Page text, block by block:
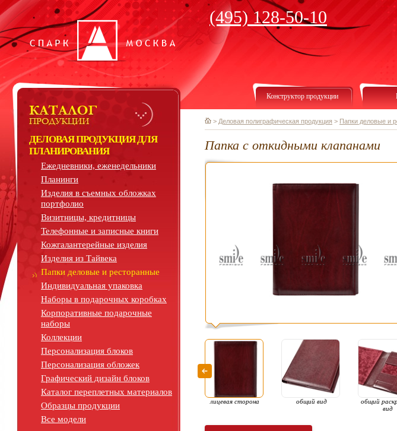
(495) 128-50-10
ДЕЛОВАЯ ПРОДУКЦИЯ ДЛЯ
ПЛАНИРОВАНИЯ
Ежедневники, еженедельники
Планинги
Изделия в съемных обложках
портфолио
Визитницы, кредитницы
Телефонные и записные книги
Кожгалантерейные изделия
Изделия из Тайвека
Папки деловые и ресторанные
Индивидуальная упаковка
Наборы в подарочных коробках
Корпоративные подарочные
наборы
Коллекции
Персонализация блоков
Персонализация обложек
Графический дизайн блоков
Каталог переплетных материалов
Образцы продукции
Все модели
Конструктор продукции
> Деловая полиграфическая продукция > Папки деловые и
Папка с откидными клапанами
лицевая сторона общий вид
общий
вид